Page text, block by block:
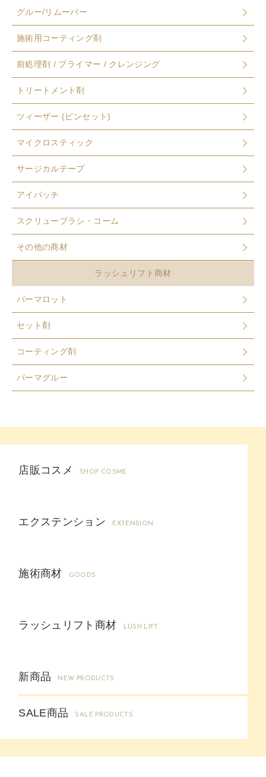
グルー/リムーバー
施術用コーティング剤
前処理剤 / プライマー / クレンジング
トリートメント剤
ツィーザー (ピンセット)
マイクロスティック
サージカルテープ
アイパッチ
スクリューブラシ・コーム
その他の商材
ラッシュリフト商材
パーマロット
セット剤
コーティング剤
パーマグルー
店販コスメ SHOP COSME
エクステンション EXTENSION
施術商材 GOODS
ラッシュリフト商材 LUSH LIFT
新商品 NEW PRODUCTS
SALE商品 SALE PRODUCTS